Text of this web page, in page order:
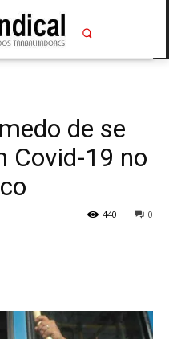
de se
Covid-19 no
0
440